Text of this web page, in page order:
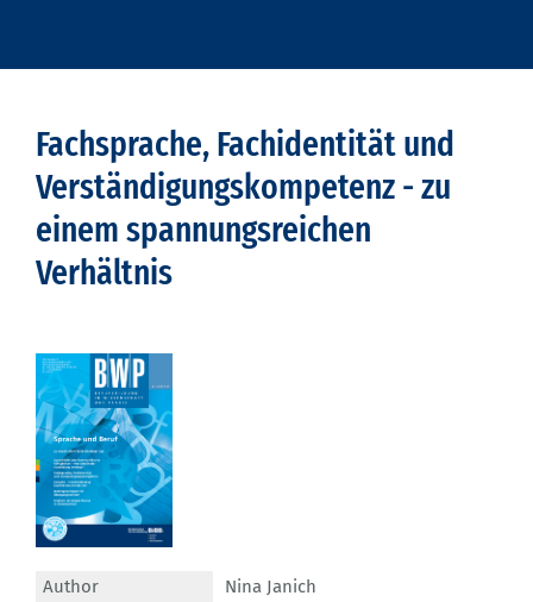
Fachsprache, Fachidentität und
Verständigungskompetenz - zu
einem spannungsreichen
Verhältnis
Author
Nina Janich